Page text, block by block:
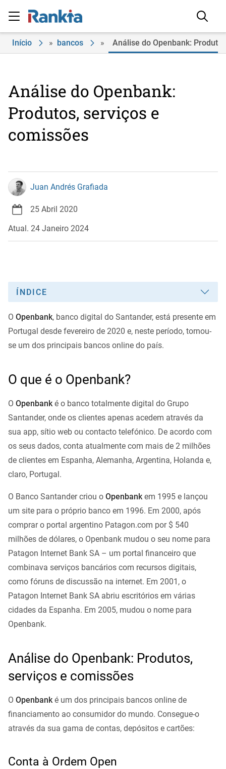
Início » bancos » Análise do Openbank:
Análise do Openbank:
Produtos, serviços e
comissões
Juan Andrés Grafiada
25 Abril 2020
Atual. 24 Janeiro 2024
ÍNDICE
O Openbank, banco digital do Santander, está presente em
Portugal desde fevereiro de 2020 e, neste período, tornou-
se um dos principais bancos online do país.
O que é o Openbank?
O Openbanké o banco totalmente digital do Grupo
Santander, onde os clientes apenas acedem através da
sua app, sítio web ou contacto telefónico. De acordo com
os seus dados, conta atualmente com mais de 2 milhões
de clientes em Espanha, Alemanha, Argentina, Holanda e,
claro, Portugal.
O Banco Santander criou o Openbankem 1995 e lançou
um site para o próprio banco em 1996. Em 2000, após
comprar o portal argentino Patagon.com por $ 540
milhões de dólares, o Openbank mudou o seu nome para
Patagon Internet Bank SA – um portal financeiro que
combinava serviços bancários com recursos digitais,
como fóruns de discussão na internet. Em 2001, o
Patagon Internet Bank SA abriu escritórios em várias
cidades da Espanha. Em 2005, mudou o nome para
Openbank.
Análise do Openbank: Produtos,
serviços e comissões
O Openbanké um dos principais bancos online de
financiamento ao consumidor do mundo. Consegue-o
através da sua gama de contas, depósitos e cartões:
Conta à Ordem Open